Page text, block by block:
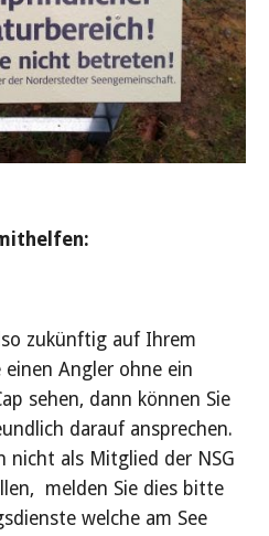
zukünftig auf Ihrem
einen Angler ohne ein
sehen, dann können Sie
darauf ansprechen.
nicht als Mitglied der NSG
melden Sie dies bitte
welche am See